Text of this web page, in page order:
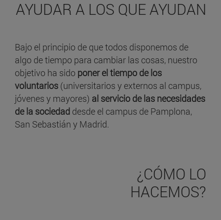
AYUDAR A LOS QUE AYUDAN
Bajo el principio de que todos disponemos de
algo de tiempo para cambiar las cosas, nuestro
objetivo ha sido poner el tiempo de los
voluntarios (universitarios y externos al campus,
jóvenes y mayores) al servicio de las necesidades
de la sociedad desde el campus de Pamplona,
San Sebastián y Madrid.
¿CÓMO LO
HACEMOS?